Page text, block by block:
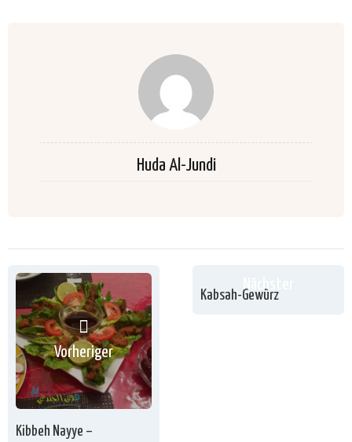
Huda Al-Jundi
Vorheriger
Kibbeh Nayye –
Kabsah-Gewürz